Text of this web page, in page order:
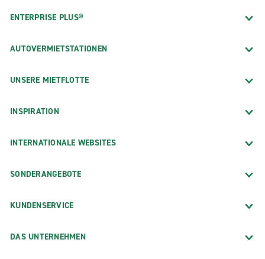
ENTERPRISE PLUS®
AUTOVERMIETSTATIONEN
UNSERE MIETFLOTTE
INSPIRATION
INTERNATIONALE WEBSITES
SONDERANGEBOTE
KUNDENSERVICE
DAS UNTERNEHMEN